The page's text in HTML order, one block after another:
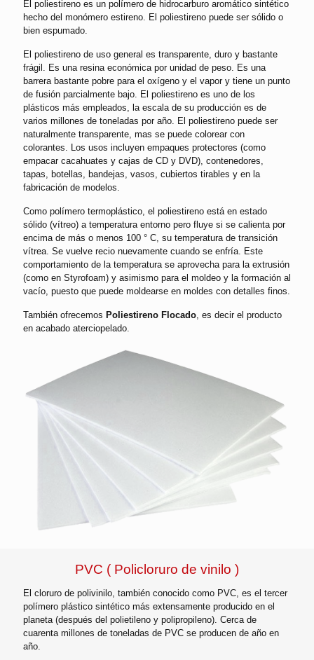
El poliestireno es un polímero de hidrocarburo aromático sintético
hecho del monómero estireno. El poliestireno puede ser sólido o
bien espumado.
El poliestireno de uso general es transparente, duro y bastante
frágil. Es una resina económica por unidad de peso. Es una
barrera bastante pobre para el oxígeno y el vapor y tiene un punto
de fusión parcialmente bajo. El poliestireno es uno de los
plásticos más empleados, la escala de su producción es de
varios millones de toneladas por año. El poliestireno puede ser
naturalmente transparente, mas se puede colorear con
colorantes. Los usos incluyen empaques protectores (como
empacar cacahuates y cajas de CD y DVD), contenedores,
tapas, botellas, bandejas, vasos, cubiertos tirables y en la
fabricación de modelos.
Como polímero termoplástico, el poliestireno está en estado
sólido (vítreo) a temperatura entorno pero fluye si se calienta por
encima de más o menos 100 ° C, su temperatura de transición
vítrea. Se vuelve recio nuevamente cuando se enfría. Este
comportamiento de la temperatura se aprovecha para la extrusión
(como en Styrofoam) y asimismo para el moldeo y la formación al
vacío, puesto que puede moldearse en moldes con detalles finos.
También ofrecemos Poliestireno Flocado , es decir el producto
en acabado aterciopelado.
PVC ( Policloruro de vinilo )
El cloruro de polivinilo, también conocido como PVC, es el tercer
polímero plástico sintético más extensamente producido en el
planeta (después del polietileno y polipropileno). Cerca de
cuarenta millones de toneladas de PVC se producen de año en
año.